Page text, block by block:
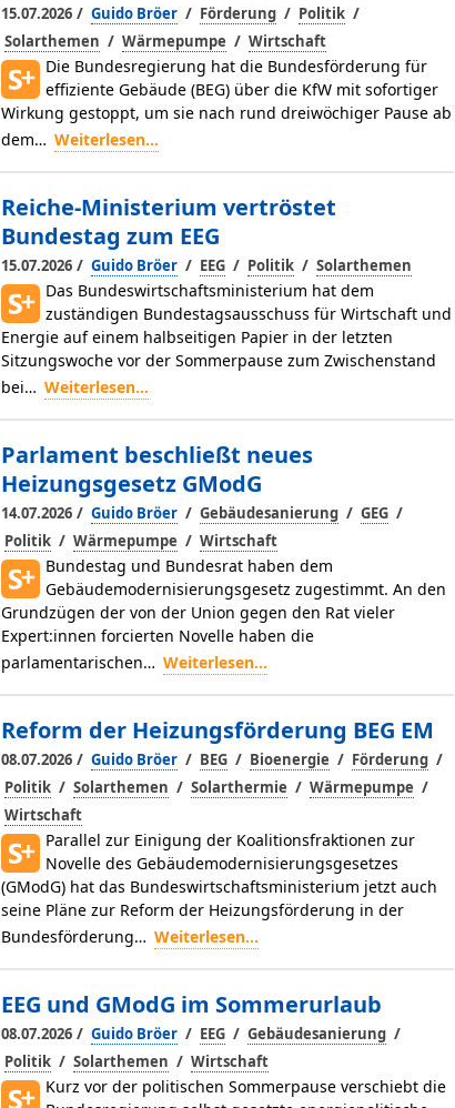
15.07.2026 / Guido Bröer / Förderung / Politik /
Solarthemen / Wärmepumpe / Wirtschaft
Die Bundesregierung hat die Bundesförderung für
effiziente Gebäu­de (BEG) über die KfW mit sofortiger
Wirkung ge­stoppt, um sie nach rund dreiwöchiger Pause ab
dem… Weiterlesen...
Reiche-Ministerium vertröstet
Bundestag zum EEG
15.07.2026 / Guido Bröer / EEG / Politik / Solarthemen
Das Bundeswirtschaftsministerium hat dem
zuständigen Bundestagsausschuss für Wirtschaft und
Energie auf einem halbseitigen Papier in der letzten
Sitzungswoche vor der Sommerpause zum Zwischenstand
bei… Weiterlesen...
Parlament beschließt neues
Heizungsgesetz GModG
14.07.2026 / Guido Bröer / Gebäudesanierung / GEG /
Politik / Wärmepumpe / Wirtschaft
Bundestag und Bundesrat haben dem
Gebäudemodernisierungsgesetz zugestimmt. An den
Grundzügen der von der Union gegen den Rat vieler
Expert:innen forcierten Novelle haben die
parlamentarischen… Weiterlesen...
Reform der Heizungsförderung BEG EM
08.07.2026 / Guido Bröer / BEG / Bioenergie / Förderung /
Politik / Solarthemen / Solarthermie / Wärmepumpe /
Wirtschaft
Parallel zur Einigung der Koalitionsfraktionen zur
Novelle des Gebäudemodernisierungsgesetzes
(GModG) hat das Bundeswirtschaftsministerium jetzt auch
seine Pläne zur Reform der Heizungsförderung in der
Bundesförderung… Weiterlesen...
EEG und GModG im Sommerurlaub
08.07.2026 / Guido Bröer / EEG / Gebäudesanierung /
Politik / Solarthemen / Wirtschaft
Kurz vor der politischen Sommerpause verschiebt die